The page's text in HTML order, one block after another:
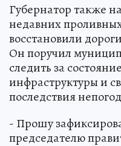
Губернатор также
недавних
восстановили
Он поручил
следить за
инфраструктуры и
последствия
- Прошу
председателю